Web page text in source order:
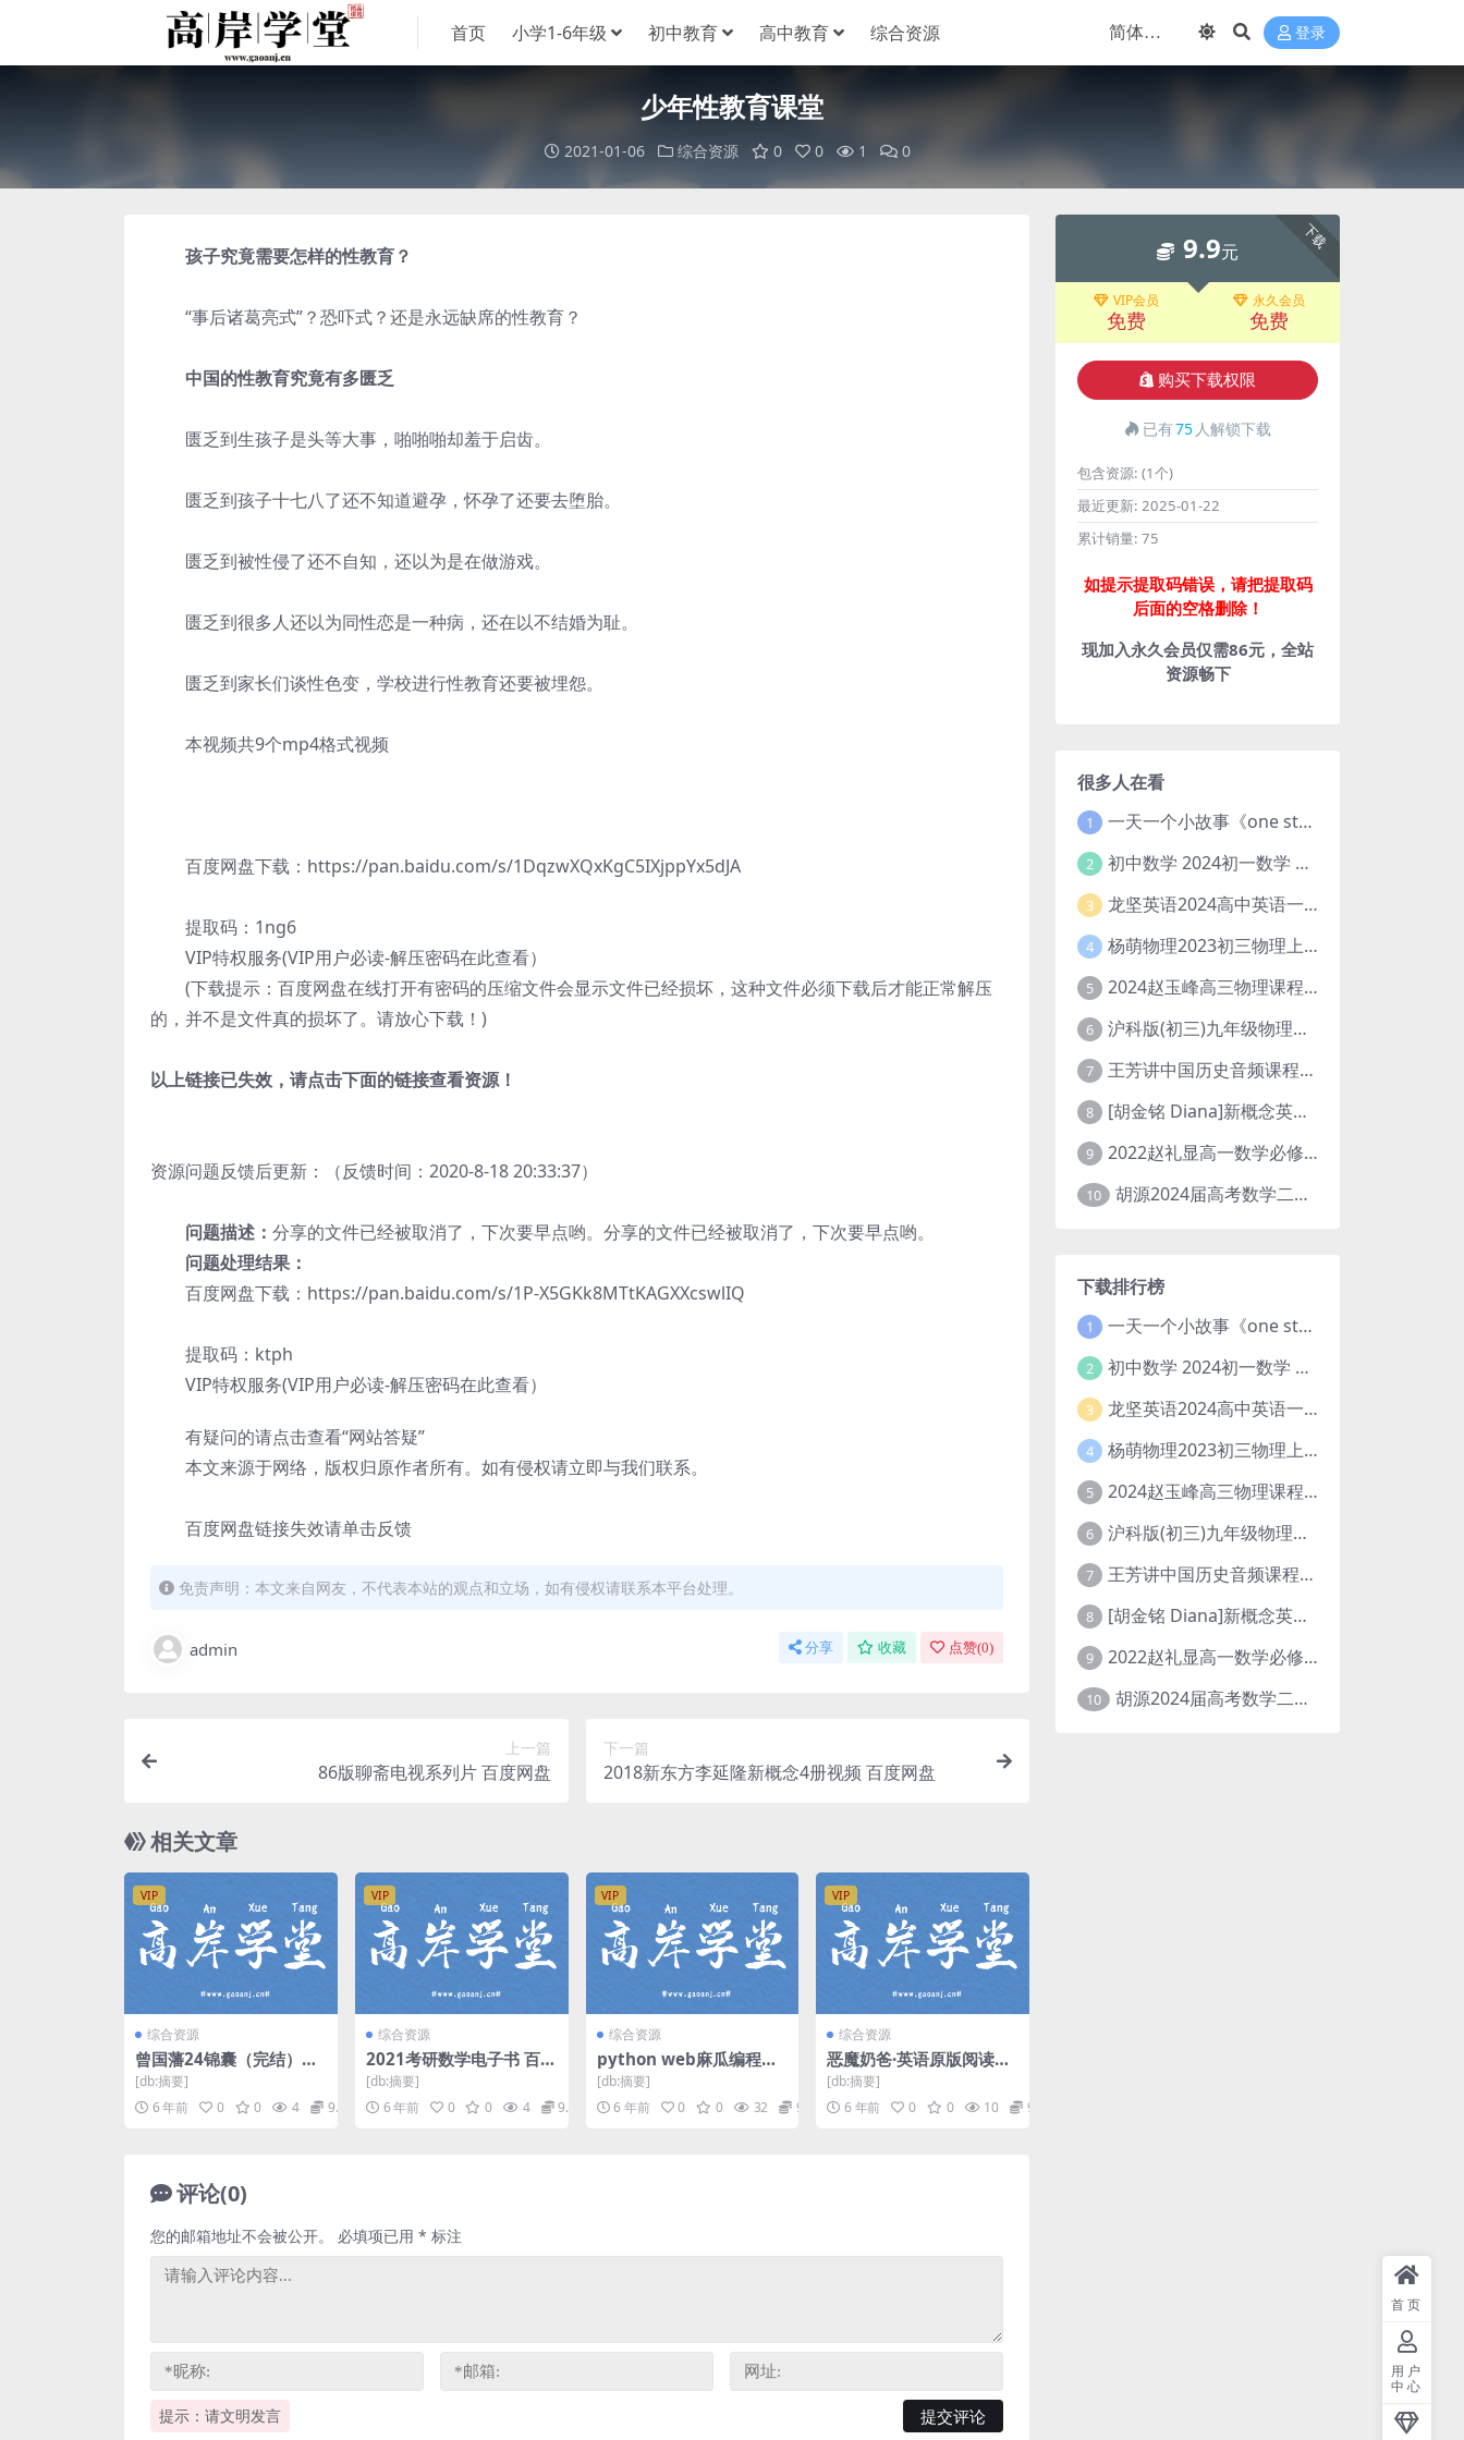
首页 小学1-6年级 初中教育 高中教育 综合资源 登录
少年性教育课堂
2021-01-06 综合资源 0 0 1 0
孩子究竟需要怎样的性教育？
“事后诸葛亮式”？恐吓式？还是永远缺席的性教育？
中国的性教育究竟有多匮乏
匮乏到生孩子是头等大事，啪啪啪却羞于启齿。
匮乏到孩子十七八了还不知道避孕，怀孕了还要去堕胎。
匮乏到被性侵了还不自知，还以为是在做游戏。
匮乏到很多人还以为同性恋是一种病，还在以不结婚为耻。
匮乏到家长们谈性色变，学校进行性教育还要被埋怨。
本视频共9个mp4格式视频
百度网盘下载：https://pan.baidu.com/s/1DqzwXQxKgC5IXjppYx5dJA
提取码：1ng6
VIP特权服务(VIP用户必读-解压密码在此查看）
(下载提示：百度网盘在线打开有密码的压缩文件会显示文件已经损坏，这种文件必须下载后才能正常解压
的，并不是文件真的损坏了。请放心下载！)
以上链接已失效，请点击下面的链接查看资源！
资源问题反馈后更新：（反馈时间：2020-8-18 20:33:37）
问题描述： 分享的文件已经被取消了，下次要早点哟。分享的文件已经被取消了，下次要早点哟。
问题处理结果：
百度网盘下载：https://pan.baidu.com/s/1P-X5GKk8MTtKAGXXcswlIQ
提取码：ktph
VIP特权服务(VIP用户必读-解压密码在此查看）
有疑问的请点击查看“网站答疑”
本文来源于网络，版权归原作者所有。如有侵权请立即与我们联系。
百度网盘链接失效请单击反馈
免责声明：本文来自网友，不代表本站的观点和立场，如有侵权请联系本平台处理。
admin 分享 收藏 点赞(0)
上一篇
86版聊斋电视系列片 百度网盘
下一篇
2018新东方李延隆新概念4册视频 百度网盘
相关文章
VIP
综合资源
曾国藩24锦囊（完结）音
频格式 百度网盘
[db:摘要]
6 年前
0 0 4 9.9
VIP
综合资源
2021考研数学电子书 百度
网盘
[db:摘要]
6 年前
0 0 4 9.9
VIP
综合资源
python web麻瓜编程
（高清完结打包）百度网
盘
[db:摘要]
6 年前
0 0 32 9.9
VIP
综合资源
恶魔奶爸·英语原版阅读
（mp4视频）百度网盘
[db:摘要]
6 年前
0 0 10 9.9
评论(0)
提示：请文明发言
您的邮箱地址不会被公开。 必填项已用 * 标注
下载
9.9元
VIP会员
免费
永久会员
免费
购买下载权限
已有75 人解锁下载
包含资源: (1个)
最近更新: 2025-01-22
累计销量: 75
如提示提取码错误，请把提取码
后面的空格删除！
现加入永久会员仅需86元，全站
资源畅下
很多人在看
1 一天一个小故事《one story a day》初中版 百度网盘分享下载
2 初中数学 2024初一数学 朱韬数学 S班春季下 A+班春季下 百度云网盘
3 龙坚英语2024高中英语一轮系统班(全国卷+北京卷)
4 杨萌物理2023初三物理上秋季A+班(视频+讲义) 百度网盘分享
5 2024赵玉峰高三物理课程24年高考物理一轮复习网课教程
6 沪科版(初三)九年级物理全一册网课教学视频全集(录播版 杜春雨 66讲)
7 王芳讲中国历史音频课程全集(上下五千年)
8 [胡金铭 Diana]新概念英语第1册教学视频课程(全集 百度网盘下载)
9 2022赵礼显高一数学必修一课程视频资源(秋季班 含讲义)百度网盘云
10 胡源2024届高考数学二轮寒假春季精讲 百度网盘分享
下载排行榜
1 一天一个小故事《one story a day》初中版 百度网盘分享下载
2 初中数学 2024初一数学 朱韬数学 S班春季下 A+班春季下 百度云网盘
3 龙坚英语2024高中英语一轮系统班(全国卷+北京卷)
4 杨萌物理2023初三物理上秋季A+班(视频+讲义) 百度网盘分享
5 2024赵玉峰高三物理课程24年高考物理一轮复习网课教程
6 沪科版(初三)九年级物理全一册网课教学视频全集(录播版 杜春雨 66讲)
7 王芳讲中国历史音频课程全集(上下五千年)
8 [胡金铭 Diana]新概念英语第1册教学视频课程(全集 百度网盘下载)
9 2022赵礼显高一数学必修一课程视频资源(秋季班 含讲义)百度网盘云
10 胡源2024届高考数学二轮寒假春季精讲 百度网盘分享
首页
用户
中心